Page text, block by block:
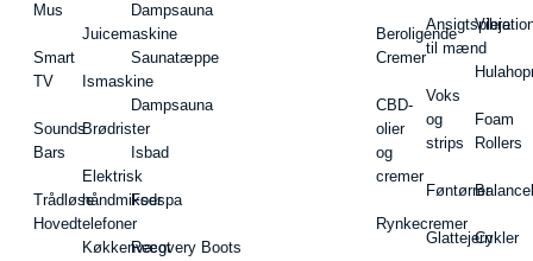
Mus
Smart
TV
Sounds
Bars
Trådløse
Hovedtelefoner
Juicemaskine
Ismaskine
Brødrister
Elektrisk
håndmikser
Køkkenvægt
Dampsauna
Saunatæppe
Dampsauna
Isbad
Fodspa
Recovery Boots
Beroligende
Cremer
CBD-
olier
og
cremer
Rynkecremer
Ansigtspleje
til mænd
Voks
og
strips
Føntørrer
Glattejern
Foam
Rollers
Cykler